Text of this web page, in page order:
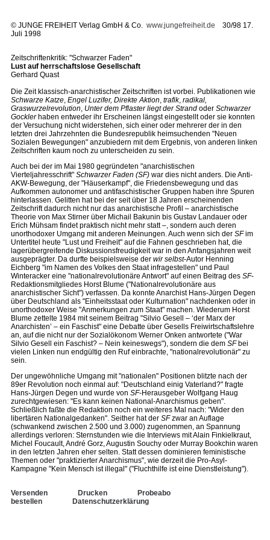
© JUNGE FREIHEIT Verlag GmbH & Co. www.jungefreiheit.de 30/98 17.
Juli 1998
Zeitschriftenkritik: "Schwarzer Faden"
Lust auf herrschaftslose Gesellschaft
Gerhard Quast
Die Zeit klassisch-anarchistischer Zeitschriften ist vorbei. Publikationen wie
Schwarze Katze, Engel Luzifer, Direkte Aktion, trafik, radikal,
Graswurzelrevolution, Unter dem Pflaster liegt der Strand oder Schwarzer
Gocklerhaben entweder ihr Erscheinen längst eingestellt oder sie konnten
der Versuchung nicht widerstehen, sich einer oder mehrerer der in den
letzten drei Jahrzehnten die Bundesrepublik heimsuchenden "Neuen
Sozialen Bewegungen" anzubiedern mit dem Ergebnis, von anderen linken
Zeitschriften kaum noch zu unterscheiden zu sein.
Auch bei der im Mai 1980 gegründeten "anarchistischen
Vierteljahresschrift" Schwarzer Faden (SF) war dies nicht anders. Die Anti-
AKW-Bewegung, der "Häuserkampf", die Friedensbewegung und das
Aufkommen autonomer und antifaschistischer Gruppen haben ihre Spuren
hinterlassen. Gelitten hat bei der seit über 18 Jahren erscheinenden
Zeitschrift dadurch nicht nur das anarchistische Profil – anarchistische
Theorie von Max Stirner über Michail Bakunin bis Gustav Landauer oder
Erich Mühsam findet praktisch nicht mehr statt –, sondern auch deren
unorthodoxer Umgang mit anderen Meinungen. Auch wenn sich der SFim
Untertitel heute "Lust und Freiheit" auf die Fahnen geschrieben hat, die
lagerübergreifende Diskussionsfreudigkeit war in den Anfangsjahren weit
ausgeprägter. Da durfte beispielsweise der wir selbst-Autor Henning
Eichberg "im Namen des Volkes den Staat infragestellen" und Paul
Winteracker eine "nationalrevolutionäre Antwort" auf einen Beitrag des SF-
Redaktionsmitgliedes Horst Blume ("Nationalrevolutionäre aus
anarchistischer Sicht") verfassen. Da konnte Anarchist Hans-Jürgen Degen
über Deutschland als "Einheitsstaat oder Kulturnation" nachdenken oder in
unorthodoxer Weise "Anmerkungen zum Staat" machen. Wiederum Horst
Blume zettelte 1984 mit seinem Beitrag "Silvio Gesell – ‘der Marx der
Anarchisten’ – ein Faschist" eine Debatte über Gesells Freiwirtschaftslehre
an, auf die nicht nur der Sozialökonom Werner Onken antwortete ("War
Silvio Gesell ein Faschist? – Nein keineswegs"), sondern die dem SFbei
vielen Linken nun endgültig den Ruf einbrachte, "nationalrevolutionär" zu
sein.
Der ungewöhnliche Umgang mit "nationalen" Positionen blitzte nach der
89er Revolution noch einmal auf: "Deutschland einig Vaterland?" fragte
Hans-Jürgen Degen und wurde von SF-Herausgeber Wolfgang Haug
zurechtgewiesen: "Es kann keinen National-Anarchismus geben".
Schließlich faßte die Redaktion noch ein weiteres Mal nach: "Wider den
libertären Nationalgedanken". Seither hat der SFzwar an Auflage
(schwankend zwischen 2.500 und 3.000) zugenommen, an Spannung
allerdings verloren: Sternstunden wie die Interviews mit Alain Finkielkraut,
Michel Foucault, André Gorz, Augustin Souchy oder Murray Bookchin waren
in den letzten Jahren eher selten. Statt dessen dominieren feministische
Themen oder "praktizierter Anarchismus", wie derzeit die Pro-Asyl-
Kampagne "Kein Mensch ist illegal" ("Fluchthilfe ist eine Dienstleistung").
Versenden Drucken
Probeabo
bestellen
Datenschutzerklärung